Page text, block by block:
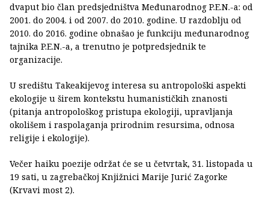
dvaput bio član predsjedništva Međunarodnog P.E.N.-a: od
2001. do 2004. i od 2007. do 2010. godine. U razdoblju od
2010. do 2016. godine obnašao je funkciju međunarodnog
tajnika P.E.N.-a, a trenutno je potpredsjednik te
organizacije.
U središtu Takeakijevog interesa su antropološki aspekti
ekologije u širem kontekstu humanističkih znanosti
(pitanja antropološkog pristupa ekologiji, upravljanja
okolišem i raspolaganja prirodnim resursima, odnosa
religije i ekologije).
Večer haiku poezije održat će se u četvrtak, 31. listopada u
19 sati, u zagrebačkoj Knjižnici Marije Jurić Zagorke
(Krvavi most 2).